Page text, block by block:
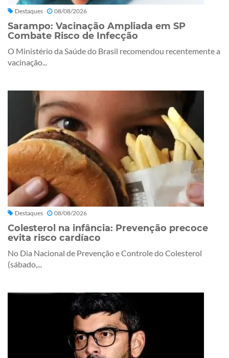
Destaques 08/08/2026
Sarampo: Vacinação Ampliada em SP
Combate Risco de Infecção
O Ministério da Saúde do Brasil recomendou recentemente a
vacinação...
Destaques 08/08/2026
Colesterol na infância: Prevenção precoce
evita risco cardíaco
No Dia Nacional de Prevenção e Controle do Colesterol
(sábado,...